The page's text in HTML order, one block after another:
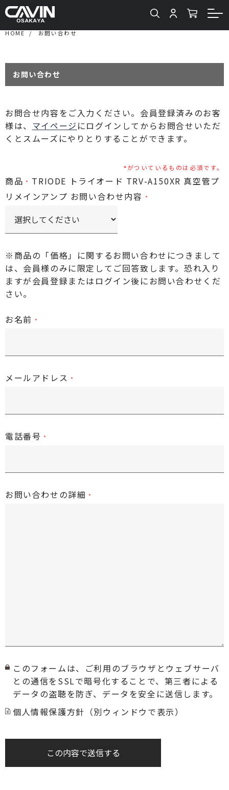
HOME お問い合わせ
お問い合わせ
お問合せ内容をご入力ください。会員登録済みのお客
様は、 マイページ にログインしてからお問合せいただ
くとスムーズにやりとりすることができます。
がついているものは必須です。
商品
TRIODE トライオード TRV-A150XR 真空管プ
リメインアンプ お問い合わせ内容
※商品の「価格」に関するお問い合わせにつきまして
は、会員様のみに限定してご回答致します。恐れ入り
ますが会員登録またはログイン後にお問い合わせくだ
さい。
お名前
メールアドレス
電話番号
お問い合わせの詳細
このフォームは、ご利用のブラウザとウェブサーバ
との通信をSSLで暗号化することで、第三者による
データの盗聴を防ぎ、データを安全に送信します。
個人情報保護方針（別ウィンドウで表示）
この内容で送信する